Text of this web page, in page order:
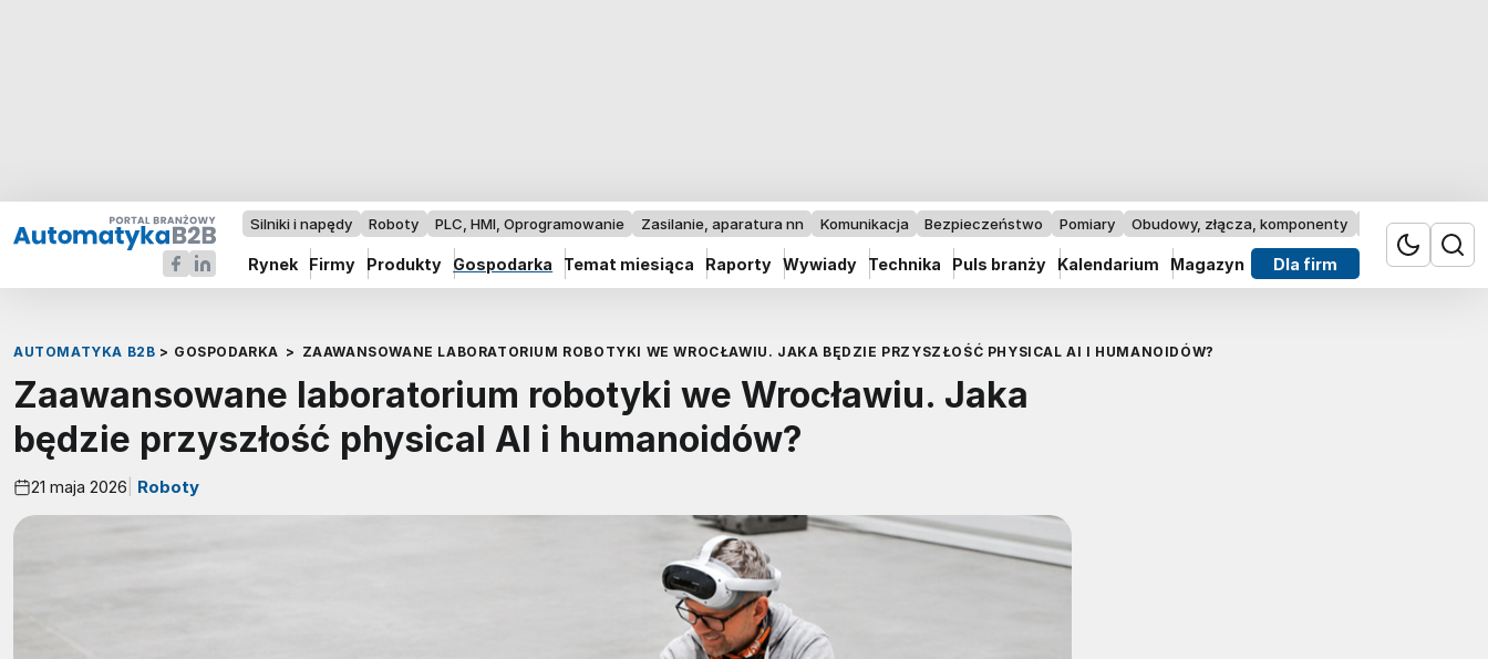
Silniki i napędy Roboty PLC, HMI, Oprogramowanie Zasilanie, aparatura nn Komunikacja Bezpieczeństwo Pomiary Obudowy, złącza, komponenty Przemysł 4.0
Rynek Firmy Produkty Gospodarka Temat miesiąca Raporty Wywiady Technika Puls branży Kalendarium Magazyn Dla firm
AUTOMATYKA B2B > GOSPODARKA > ZAAWANSOWANE LABORATORIUM ROBOTYKI WE WROCŁAWIU. JAKA BĘDZIE PRZYSZŁOŚĆ PHYSICAL AI I HUMANOIDÓW?
Zaawansowane laboratorium robotyki we Wrocławiu. Jaka
będzie przyszłość physical AI i humanoidów?
21 maja 2026 Roboty